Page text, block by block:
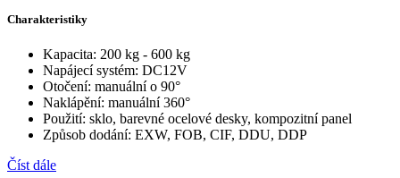
Charakteristiky
Kapacita: 200 kg - 600 kg
Napájecí systém: DC12V
Otočení: manuální o 90°
Naklápění: manuální 360°
Použití: sklo, barevné ocelové desky, kompozitní panel
Způsob dodání: EXW, FOB, CIF, DDU, DDP
Číst dále